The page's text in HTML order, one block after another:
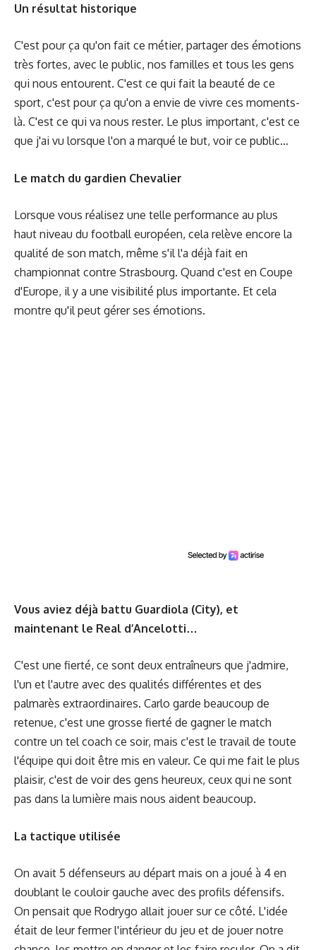
Un résultat historique
C'est pour ça qu'on fait ce métier, partager des émotions
très fortes, avec le public, nos familles et tous les gens
qui nous entourent. C'est ce qui fait la beauté de ce
sport, c'est pour ça qu'on a envie de vivre ces moments-
là. C'est ce qui va nous rester. Le plus important, c'est ce
que j'ai vu lorsque l'on a marqué le but, voir ce public…
Le match du gardien Chevalier
Lorsque vous réalisez une telle performance au plus
haut niveau du football européen, cela relève encore la
qualité de son match, même s'il l'a déjà fait en
championnat contre Strasbourg. Quand c'est en Coupe
d'Europe, il y a une visibilité plus importante. Et cela
montre qu'il peut gérer ses émotions.
Vous aviez déjà battu Guardiola (City), et
maintenant le Real d’Ancelotti…
C'est une fierté, ce sont deux entraîneurs que j'admire,
l'un et l'autre avec des qualités différentes et des
palmarès extraordinaires. Carlo garde beaucoup de
retenue, c'est une grosse fierté de gagner le match
contre un tel coach ce soir, mais c'est le travail de toute
l'équipe qui doit être mis en valeur. Ce qui me fait le plus
plaisir, c'est de voir des gens heureux, ceux qui ne sont
pas dans la lumière mais nous aident beaucoup.
La tactique utilisée
On avait 5 défenseurs au départ mais on a joué à 4 en
doublant le couloir gauche avec des profils défensifs.
On pensait que Rodrygo allait jouer sur ce côté. L'idée
était de leur fermer l'intérieur du jeu et de jouer notre